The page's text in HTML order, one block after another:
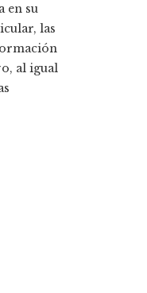
en su
las
al igual